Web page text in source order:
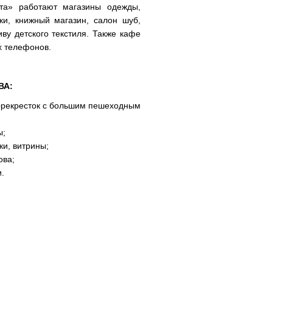
работают магазины одежды,
книжный магазин, салон шуб,
детского текстиля. Также кафе
телефонов.
с большим пешеходным
витрины;